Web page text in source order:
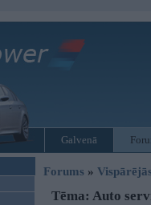
Galvenā
Forums »
Tēma: Auto